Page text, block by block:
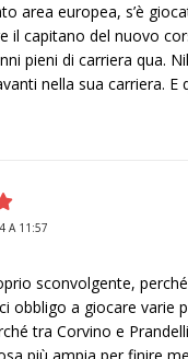
area europea, s’è
il capitano del nuovo
pieni di carriera qua.
nella sua carriera.
A 11:57
sconvolgente,
obbligo a giocare varie
tra Corvino e